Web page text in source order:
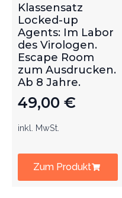
Klassensatz
Locked-up
Agents: Im Labor
des Virologen.
Escape Room
zum Ausdrucken.
Ab 8 Jahre.
49,00 €
inkl. MwSt.
Zum Produkt